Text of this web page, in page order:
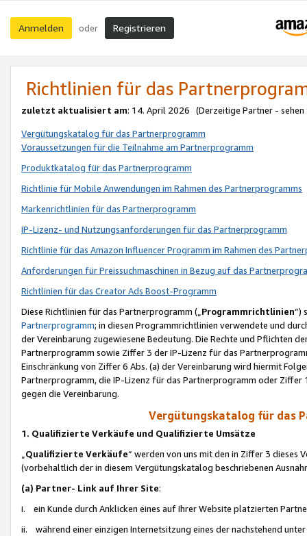
Anmelden oder Registrieren
Richtlinien für das
zuletzt aktualisiert am: 14. April 2026 (Derzeitige Partner - sehen
Vergütungskatalog für das Partnerprogramm
Voraussetzungen für die Teilnahme am Partnerprogramm
Produktkatalog für das Partnerprogramm
Richtlinie für Mobile Anwendungen im Rahmen des Partnerprogramms
Markenrichtlinien für das Partnerprogramm
IP-Lizenz- und Nutzungsanforderungen für das Partnerprogramm
Richtlinie für das Amazon Influencer Programm im Rahmen des
Anforderungen für Preissuchmaschinen in Bezug auf das
Richtlinien für das Creator Ads Boost-Programm
Diese Richtlinien für das Partnerprogramm („Programmrichtlinien“)
Partnerprogramm; in diesen Programmrichtlinien verwendete und
der Vereinbarung zugewiesene Bedeutung. Die Rechte und Pflichten
Partnerprogramm sowie Ziffer 3 der IP-Lizenz für das
Einschränkung von Ziffer 6 Abs. (a) der Vereinbarung wird hiermit
Partnerprogramm, die IP-Lizenz für das Partnerprogramm oder
gegen die Vereinbarung.
Vergütungskatalog für das
1. Qualifizierte Verkäufe und Qualifizierte Umsätze
Qualifizierte Verkäufe“ werden von uns mit den in Ziffer 3
(vorbehaltlich der in diesem Vergütungskatalog beschriebenen
(a) Partner- Link auf Ihrer Site:
i. ein Kunde durch Anklicken eines auf Ihrer Website platzierten
ii. während einer einzigen Internetsitzung eines der nachstehend